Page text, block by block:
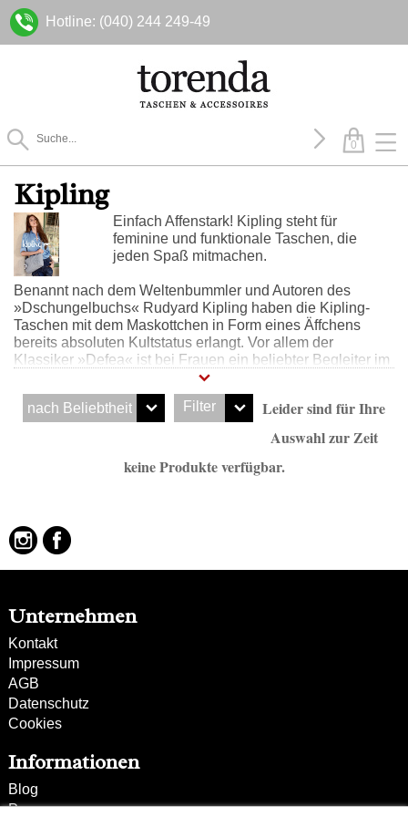
Hotline: (040) 244 249-49
0
Kipling
Einfach Affenstark! Kipling steht für
feminine und funktionale Taschen, die
jeden Spaß mitmachen.
Benannt nach dem Weltenbummler und Autoren des
»Dschungelbuchs« Rudyard Kipling haben die Kipling-
Taschen mit dem Maskottchen in Form eines Äffchens
bereits absoluten Kultstatus erlangt. Vor allem der
Klassiker »Defea« ist bei Frauen ein beliebter Begleiter im
Die Taschen und Geldbörsen von Kipling sind ebenso
das alles zu absolut erschwinglichen Preisen!
Filter
Leider sind für Ihre
Auswahl zur Zeit
keine Produkte verfügbar.
Unternehmen
Kontakt
Impressum
AGB
Datenschutz
Cookies
Informationen
Blog
Presse